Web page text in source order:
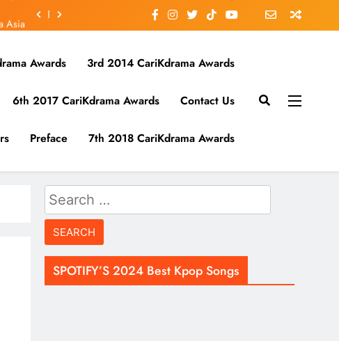
Awards 3rd 2014 CariKdrama Awards
6th 2017 CariKdrama Awards Contact Us
Preface 7th 2018 CariKdrama Awards
Search
for:
SPOTIFY’S 2024 Best Kpop Songs